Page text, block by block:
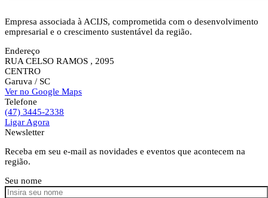
Empresa associada à ACIJS, comprometida com o desenvolvimento
empresarial e o crescimento sustentável da região.
Endereço
RUA CELSO RAMOS , 2095
CENTRO
Garuva / SC
Ver no Google Maps
Telefone
(47) 3445-2338
Ligar Agora
Newsletter
Receba em seu e-mail as novidades e eventos que acontecem na
região.
Seu nome